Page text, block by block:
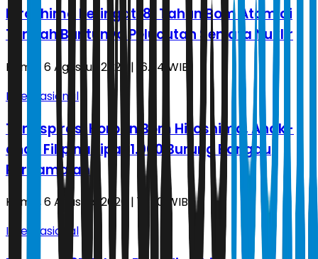
Hiroshima Peringati 81 Tahun Bom Atom di
Tengah Buntunya Pelucutan Senjata Nuklir
Kamis, 6 Agustus 2026 | 16.54 WIB
Internasional
Terinspirasi Korban Bom Hiroshima, Anak-
anak Filipina Lipat 1.000 Burung Bangau
Perdamaian
Kamis, 6 Agustus 2026 | 16.50 WIB
Internasional